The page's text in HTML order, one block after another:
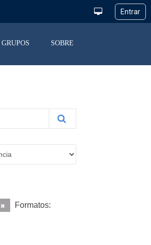
GRUPOS SOBRE
Formatos: